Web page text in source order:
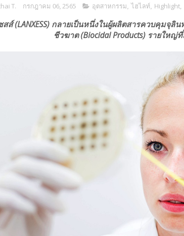
T. กรกฎาคม 06, 2565 อุตสาหกรรม, ไฮไลท์, Highlight,
สส์ (LANXESS) กลายเป็นหนึ่งในผู้ผลิตสารควบคุมจุลิ
ชีวฆาต (Biocidal Products) รายใหญ่